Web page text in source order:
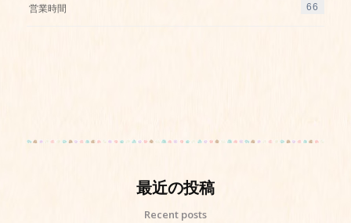
営業時間 66
最近の投稿
Recent posts